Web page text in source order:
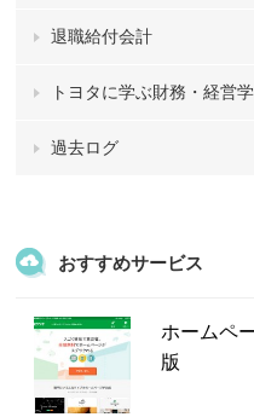
退職給付会計
トヨタに学ぶ財務・経営学
過去ログ
おすすめサービス
ホームペ
版